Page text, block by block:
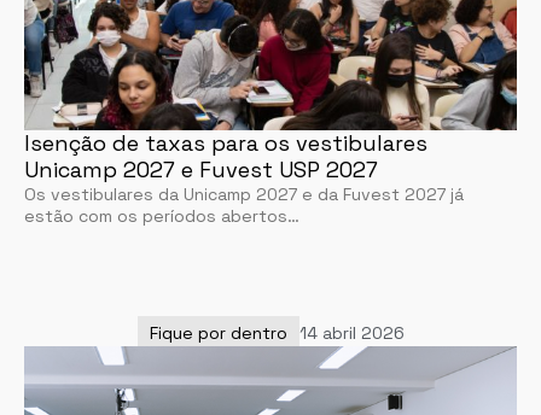
Isenção de taxas para os vestibulares
Unicamp 2027 e Fuvest USP 2027
Os vestibulares da Unicamp 2027 e da Fuvest 2027 já
estão com os períodos abertos…
Fique por dentro 14 abril 2026